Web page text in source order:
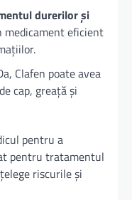
durerilor și
medicament eficient
Clafen poate avea
cap, greață și
pentru a
pentru tratamentul
riscurile și